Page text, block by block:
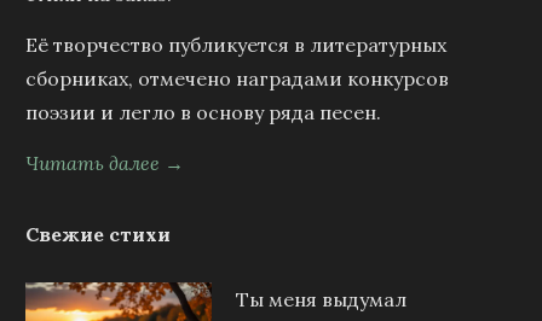
Её творчество публикуется в литературных
сборниках, отмечено наградами конкурсов
поэзии и легло в основу ряда песен.
Читать далее →
Свежие стихи
Ты меня выдумал